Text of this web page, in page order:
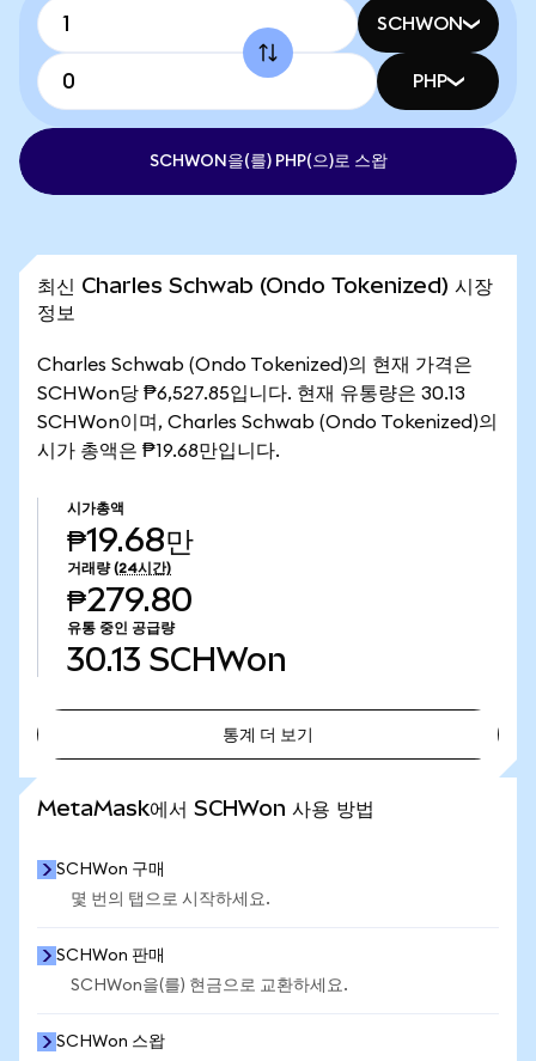
SCHWON
PHP
SCHWON을(를) PHP(으)로 스왑
최신 Charles Schwab (Ondo Tokenized) 시장
정보
Charles Schwab (Ondo Tokenized)의 현재 가격은
SCHWon당 ₱6,527.85입니다. 현재 유통량은 30.13
SCHWon이며, Charles Schwab (Ondo Tokenized)의
시가 총액은 ₱19.68만입니다.
시가총액
₱19.68만
거래량 (24시간)
₱279.80
유통 중인 공급량
30.13 SCHWon
통계 더 보기
MetaMask에서 SCHWon 사용 방법
SCHWon 구매
몇 번의 탭으로 시작하세요.
SCHWon 판매
SCHWon을(를) 현금으로 교환하세요.
SCHWon 스왑